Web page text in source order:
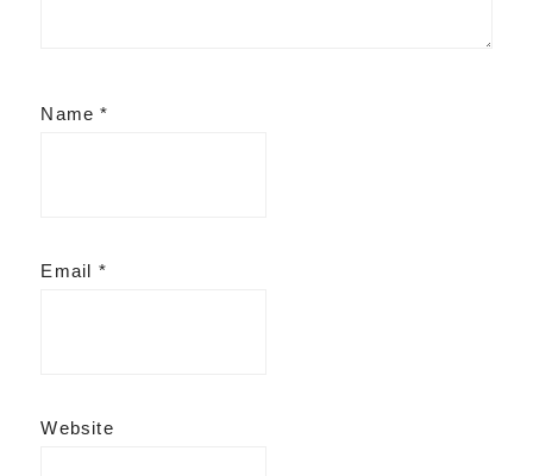
Name*
Email *
Website